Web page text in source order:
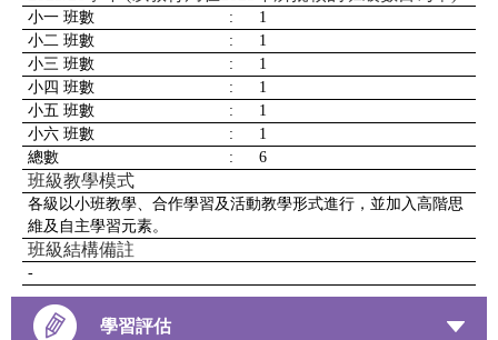
小一 班數 :
1
小二 班數
:
1
小三 班數
:
1
小四 班數
:
1
小五 班數
:
1
小六 班數
:
1
總數
: 6
班級教學模式
各級以小班教學、合作學習及活動教學形式進行，並加入高階思
維及自主學習元素。
班級結構備註
-
學習評估